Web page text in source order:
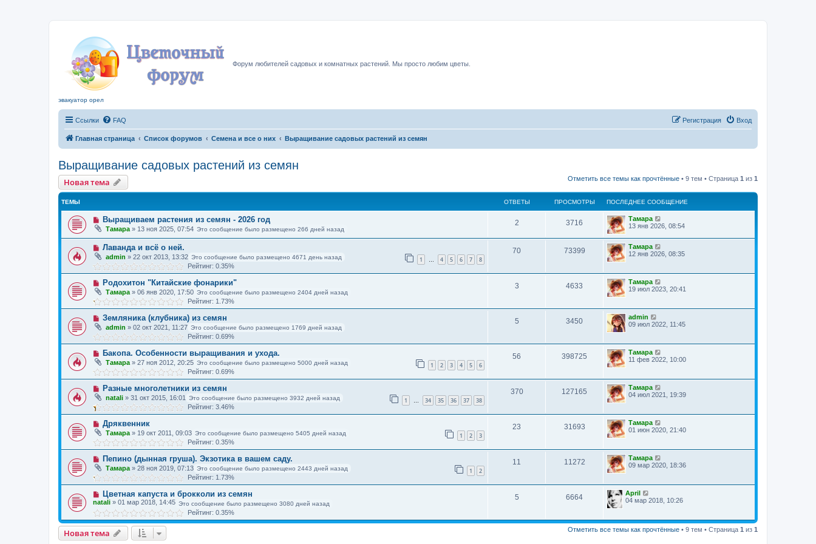
Форум любителей садовых и комнатных растений. Мы просто любим цветы.
эвакуатор орел
Ссылки FAQ Вход
Регистрация
Главная страница Список форумов Семена и все о них Выращивание садовых растений из семян
Выращивание садовых растений из семян
Новая тема Отметить все темы как прочтённые • 9 тем • Страница 1 из 1
ТЕМЫ ОТВЕТЫ ПРОСМОТРЫ ПОСЛЕДНЕЕ СООБЩЕНИЕ
Выращиваем растения из семян - 2026 год
Тамара » 13 ноя 2025, 07:54 Это сообщение было размещено 266 дней назад
2 3716
Тамара
13 янв 2026, 08:54
Лаванда и всё о ней.
admin » 22 окт 2013, 13:32 1 … 4 5 6 7 8
Это сообщение было размещено 4671 день назад
Рейтинг: 0.35%
70 73399
Тамара
12 янв 2026, 08:35
Родохитон "Китайские фонарики"
Тамара » 06 янв 2020, 17:50 Это сообщение было размещено 2404 дней назад
Рейтинг: 1.73%
3 4633
Тамара
19 июл 2023, 20:41
Земляника (клубника) из семян
admin » 02 окт 2021, 11:27 Это сообщение было размещено 1769 дней назад
Рейтинг: 0.69%
5 3450
admin
09 июл 2022, 11:45
Бакопа. Особенности выращивания и ухода.
Тамара » 27 ноя 2012, 20:25 1 2 3 4 5 6
Это сообщение было размещено 5000 дней назад
Рейтинг: 0.69%
56 398725
Тамара
11 фев 2022, 10:00
Разные многолетники из семян
natali » 31 окт 2015, 16:01 1 … 34 35 36 37 38
Это сообщение было размещено 3932 дней назад
Рейтинг: 3.46%
370 127165
Тамара
04 июл 2021, 19:39
Дряквенник
Тамара » 19 окт 2011, 09:03 1 2 3
Это сообщение было размещено 5405 дней назад
Рейтинг: 0.35%
23 31693
Тамара
01 июн 2020, 21:40
Пепино (дынная груша). Экзотика в вашем саду.
Тамара » 28 ноя 2019, 07:13 1 2
Это сообщение было размещено 2443 дней назад
Рейтинг: 1.73%
11 11272
Тамара
09 мар 2020, 18:36
Цветная капуста и брокколи из семян
natali » 01 мар 2018, 14:45 Это сообщение было размещено 3080 дней назад
Рейтинг: 0.35%
5 6664
April
04 мар 2018, 10:26
Новая тема Отметить все темы как прочтённые • 9 тем • Страница 1 из 1